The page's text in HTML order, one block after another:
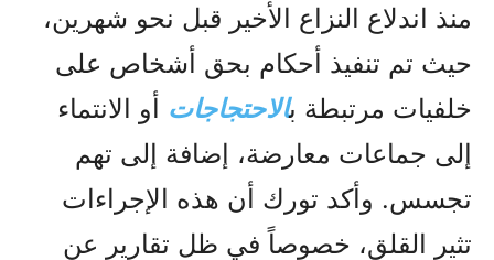
منذ اندلاع النزاع الأخير قبل نحو شهرين،
حيث تم تنفيذ أحكام بحق أشخاص على
خلفيات مرتبطة بالاحتجاجات أو الانتماء
إلى جماعات معارضة، إضافة إلى تهم
تجسس. وأكد تورك أن هذه الإجراءات
تثير القلق، خصوصاً في ظل تقارير عن